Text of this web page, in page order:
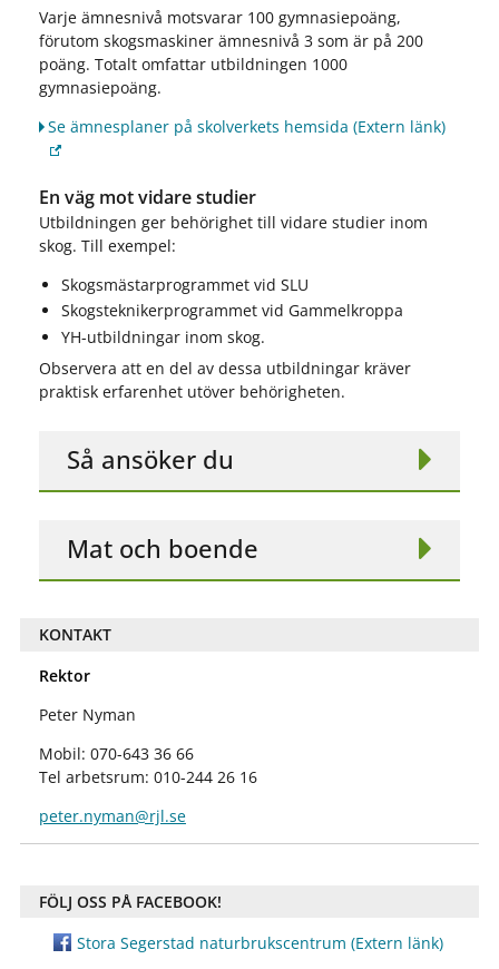
Varje ämnesnivå motsvarar 100 gymnasiepoäng,
förutom skogsmaskiner ämnesnivå 3 som är på 200
poäng. Totalt omfattar utbildningen 1000
gymnasiepoäng.
Se ämnesplaner på skolverkets hemsida (Extern länk)
En väg mot vidare studier
Utbildningen ger behörighet till vidare studier inom
skog. Till exempel:
Skogsmästarprogrammet vid SLU
Skogsteknikerprogrammet vid Gammelkroppa
YH-utbildningar inom skog.
Observera att en del av dessa utbildningar kräver
praktisk erfarenhet utöver behörigheten.
Så ansöker du
Mat och boende
KONTAKT
Rektor
Peter Nyman
Mobil: 070-643 36 66
Tel arbetsrum: 010-244 26 16
peter.nyman@rjl.se
FÖLJ OSS PÅ FACEBOOK!
Stora Segerstad naturbrukscentrum (Extern länk)